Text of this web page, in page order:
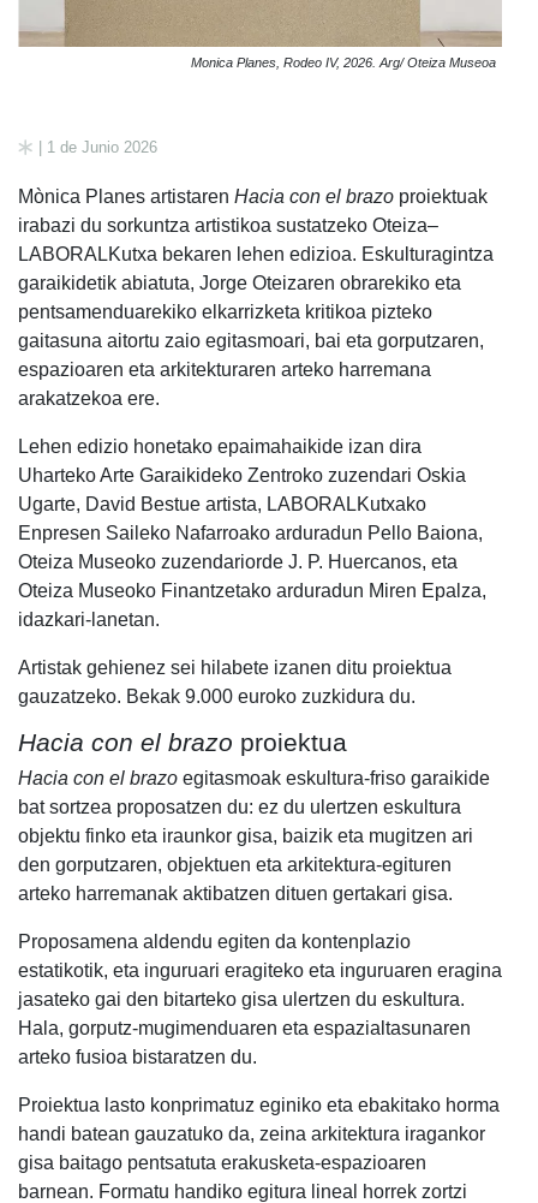
Monica Planes, Rodeo IV, 2026. Arg/ Oteiza Museoa
| 1 de Junio 2026
Mònica Planes artistaren Hacia con el brazo proiektuak
irabazi du sorkuntza artistikoa sustatzeko Oteiza–
LABORALKutxa bekaren lehen edizioa. Eskulturagintza
garaikidetik abiatuta, Jorge Oteizaren obrarekiko eta
pentsamenduarekiko elkarrizketa kritikoa pizteko
gaitasuna aitortu zaio egitasmoari, bai eta gorputzaren,
espazioaren eta arkitekturaren arteko harremana
arakatzekoa ere.
Lehen edizio honetako epaimahaikide izan dira
Uharteko Arte Garaikideko Zentroko zuzendari Oskia
Ugarte, David Bestue artista, LABORALKutxako
Enpresen Saileko Nafarroako arduradun Pello Baiona,
Oteiza Museoko zuzendariorde J. P. Huercanos, eta
Oteiza Museoko Finantzetako arduradun Miren Epalza,
idazkari-lanetan.
Artistak gehienez sei hilabete izanen ditu proiektua
gauzatzeko. Bekak 9.000 euroko zuzkidura du.
Hacia con el brazo proiektua
Hacia con el brazo egitasmoak eskultura-friso garaikide
bat sortzea proposatzen du: ez du ulertzen eskultura
objektu finko eta iraunkor gisa, baizik eta mugitzen ari
den gorputzaren, objektuen eta arkitektura-egituren
arteko harremanak aktibatzen dituen gertakari gisa.
Proposamena aldendu egiten da kontenplazio
estatikotik, eta inguruari eragiteko eta inguruaren eragina
jasateko gai den bitarteko gisa ulertzen du eskultura.
Hala, gorputz-mugimenduaren eta espazialtasunaren
arteko fusioa bistaratzen du.
Proiektua lasto konprimatuz eginiko eta ebakitako horma
handi batean gauzatuko da, zeina arkitektura iragankor
gisa baitago pentsatuta erakusketa-espazioaren
barnean. Formatu handiko egitura lineal horrek zortzi